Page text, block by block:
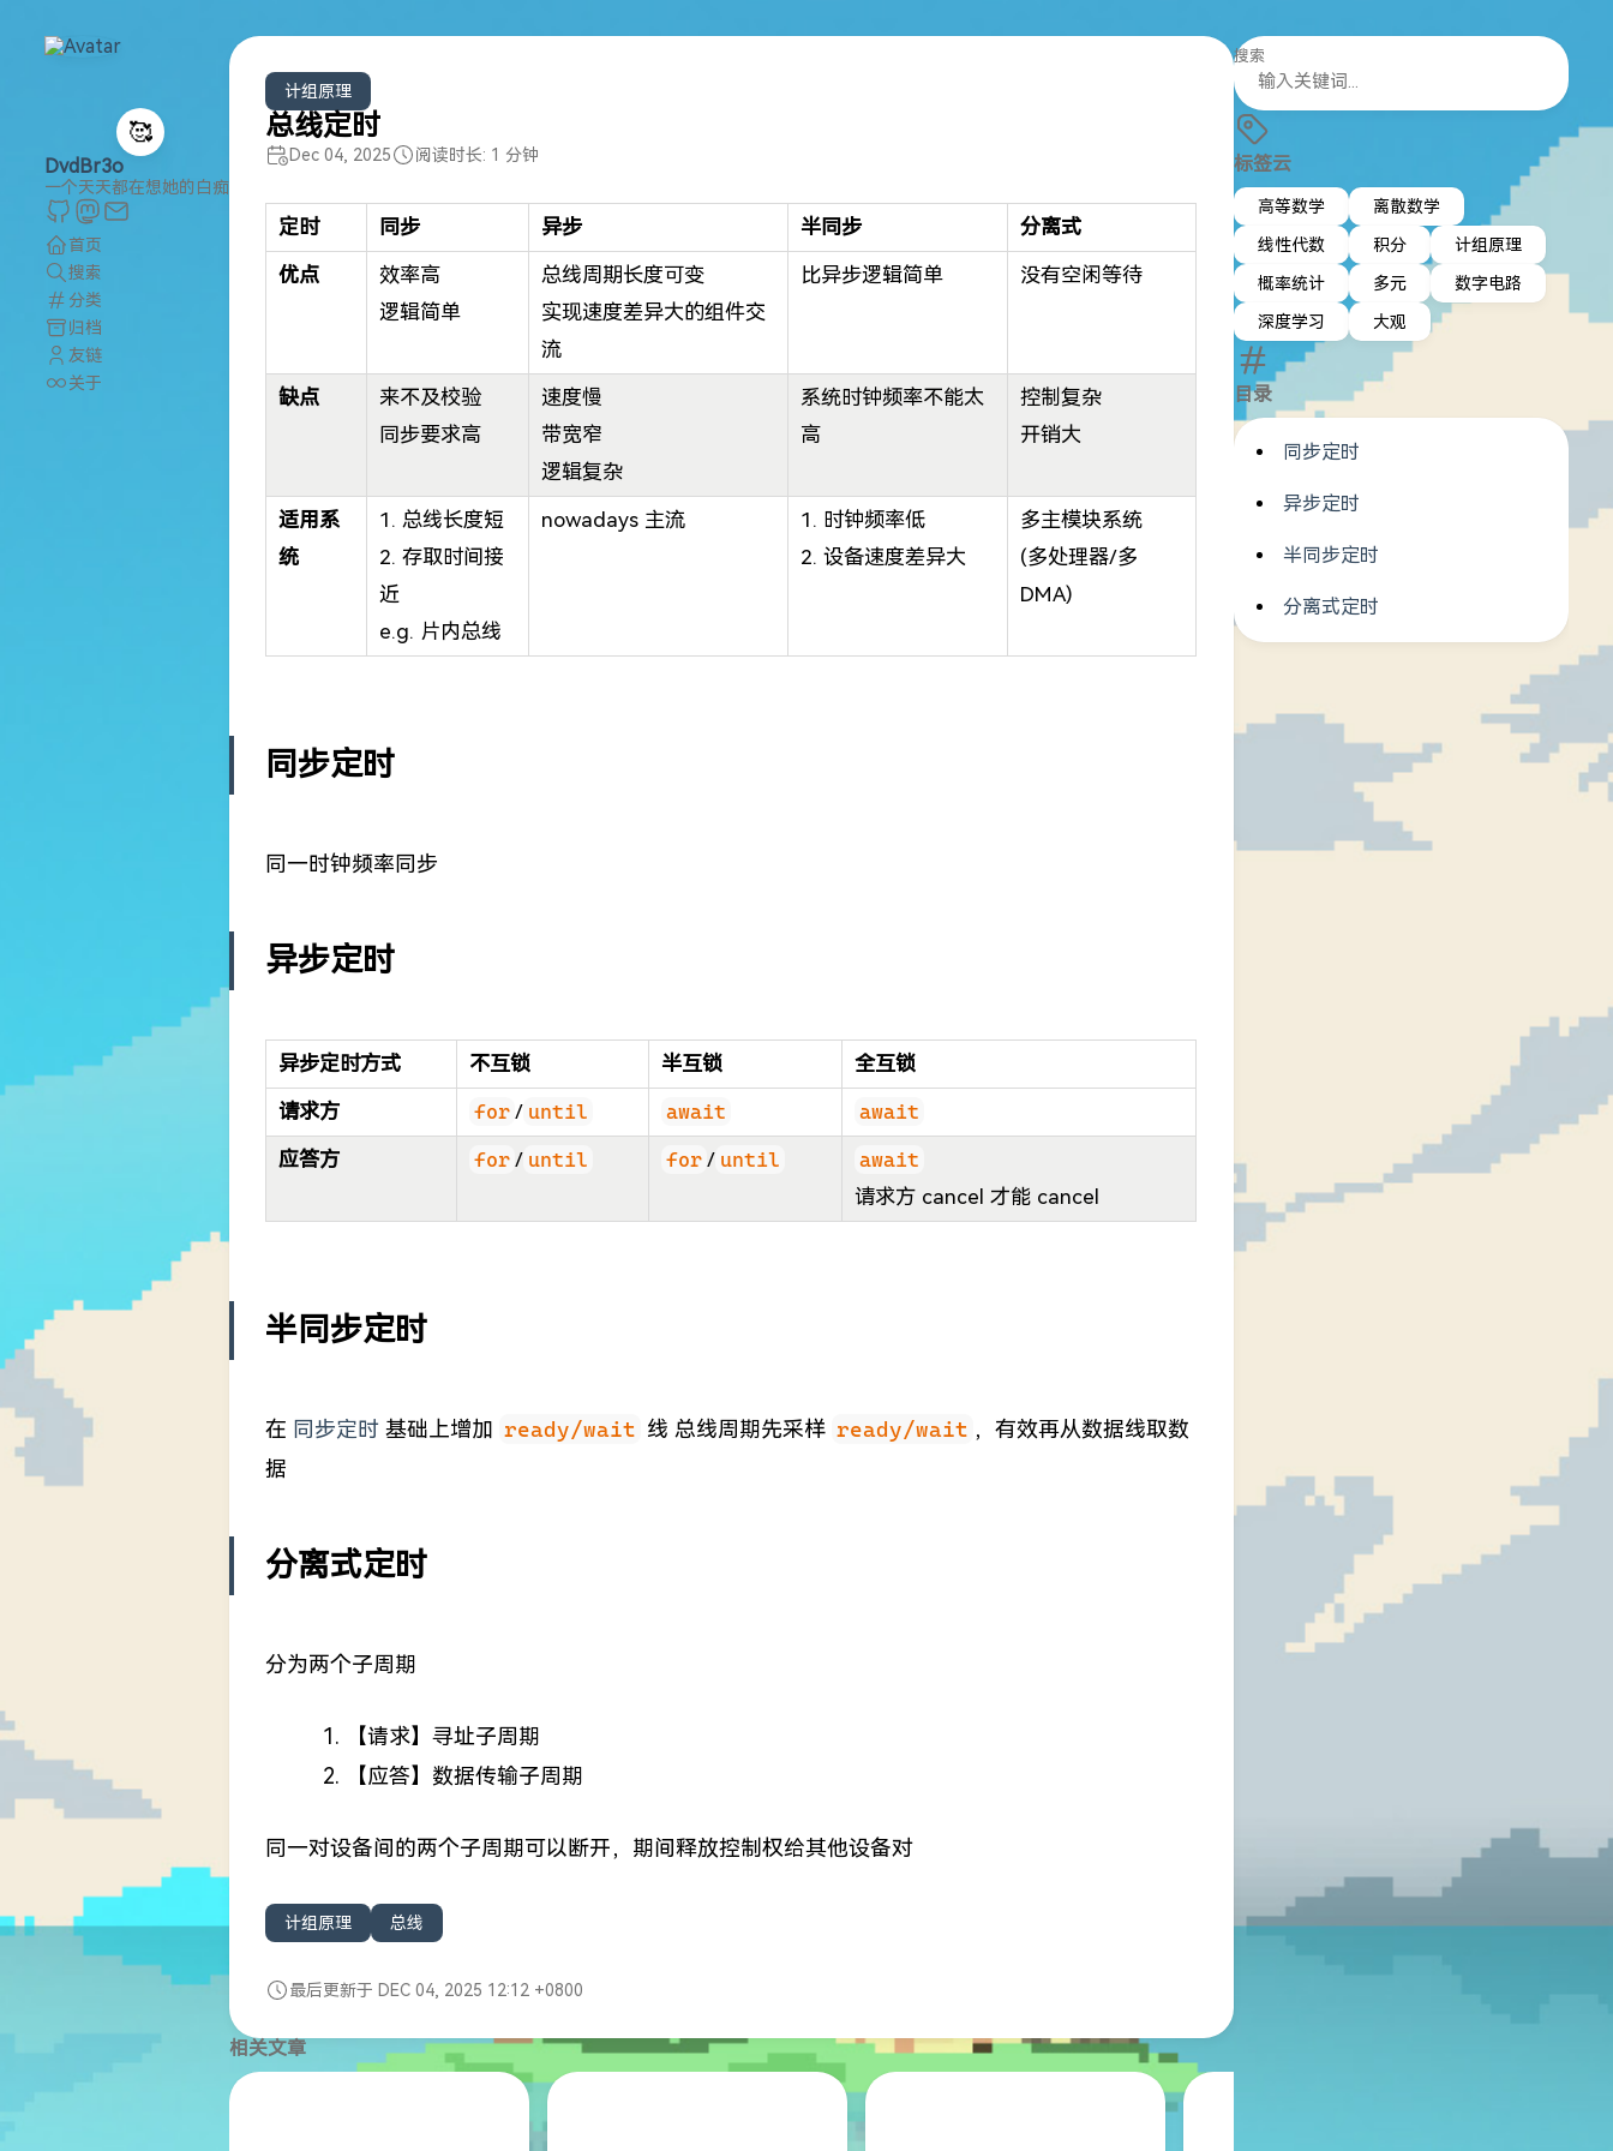
🥰
DvdBr3o
一个天天都在想她的白痴
首页
搜索
分类
归档
友链
关于
搜索
标签云
高等数学
离散数学
线性代数
积分
计组原理
概率统计
多元
数字电路
深度学习
大观
目录
同步定时
异步定时
半同步定时
分离式定时
计组原理
总线定时
Dec 04, 2025 阅读时长: 1 分钟
定时 同步 异步 半同步
分离式
优点
效率高
逻辑简单
总线周期长度可变
实现速度差异大的组件交
流
比异步逻辑简单 没有空闲等待
缺点
来不及校验
同步要求高
速度慢
带宽窄
逻辑复杂
系统时钟频率不能太
高
控制复杂
开销大
适用系
统
1. 总线长度短
2. 存取时间接
近
e.g. 片内总线
nowadays 主流
1. 时钟频率低
2. 设备速度差异大
多主模块系统
(多处理器/多
DMA)
同步定时
同一时钟频率同步
异步定时
异步定时方式 不互锁 半互锁
全互锁
请求方
for / until await
await
应答方
for / until for / until
await
请求方 cancel 才能 cancel
半同步定时
在 同步定时 基础上增加 ready/wait 线 总线周期先采样 ready/wait ，有效再从数据线取数
据
分离式定时
分为两个子周期
【请求】寻址子周期
【应答】数据传输子周期
同一对设备间的两个子周期可以断开，期间释放控制权给其他设备对
计组原理 总线
最后更新于 DEC 04, 2025 12:12 +0800
相关文章